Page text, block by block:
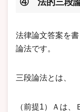
④ 法的三段論
法律論文答案を
論法です。
三段論法とは、
（前提1）Ａは